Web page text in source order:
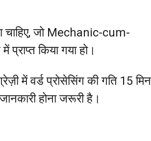
चाहिए, जो Mechanic-cum-
किया गया हो।
में वर्ड प्रोसेसिंग की गति 15
होना जरूरी है।